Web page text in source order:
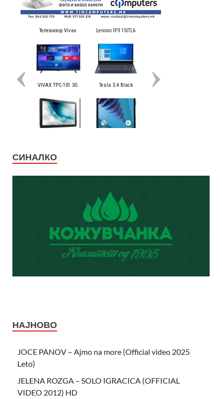
СИНАЛКО
НАЈНОВО
JOCE PANOV – Ajmo na more (Official video 2025
Leto)
JELENA ROZGA – SOLO IGRACICA (OFFICIAL
VIDEO 2012) HD